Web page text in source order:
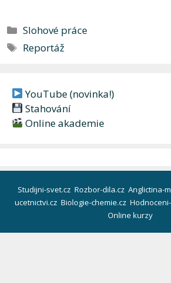
Rubriky
Slohové práce
Štítky
Reportáž
YouTube (novinka!)
Stahování
Online akademie
Studijni-svet.cz Rozbor-dila.cz Anglictina-
ucetnictvi.cz Biologie-chemie.cz
Online kurzy